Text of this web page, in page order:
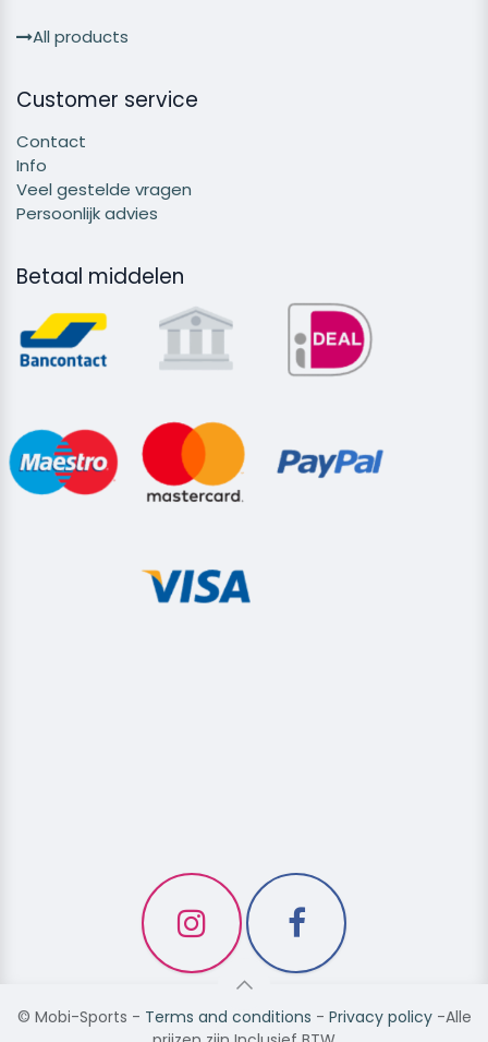
All products
Customer service
Contact
Info
Veel gestelde vragen
Persoonlijk advies
Betaal middelen
© Mobi-Sports - Terms and conditions - Privacy policy-Alle